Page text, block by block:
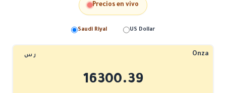
Precios en vivo
Saudi Riyal US Dollar
ر س Onza
16300.39